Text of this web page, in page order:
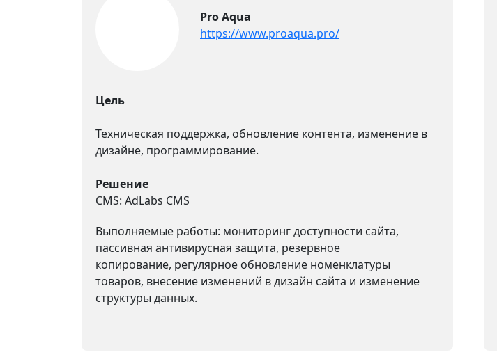
Pro Aqua
https://www.proaqua.pro/
Цель
Техническая поддержка, обновление контента, изменение в
дизайне, программирование.
Решение
CMS: AdLabs CMS
Выполняемые работы: мониторинг доступности сайта,
пассивная антивирусная защита, резервное
копирование, регулярное обновление номенклатуры
товаров, внесение изменений в дизайн сайта и изменение
структуры данных.